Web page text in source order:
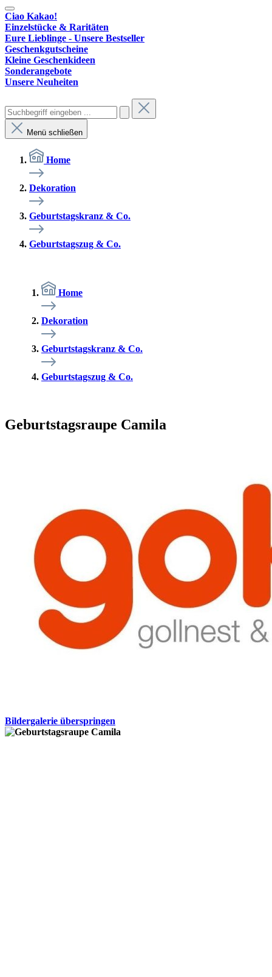
Ciao Kakao!
Einzelstücke & Raritäten
Eure Lieblinge - Unsere Bestseller
Geschenkgutscheine
Kleine Geschenkideen
Sonderangebote
Unsere Neuheiten
Menü schließen
Home
Dekoration
Geburtstagskranz & Co.
Geburtstagszug & Co.
Home
Dekoration
Geburtstagskranz & Co.
Geburtstagszug & Co.
Geburtstagsraupe Camila
Bildergalerie überspringen